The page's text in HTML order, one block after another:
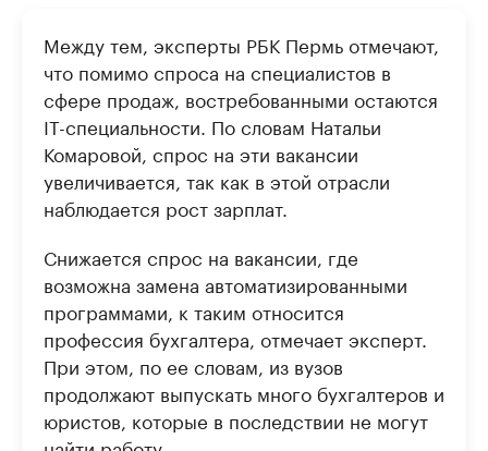
Между тем, эксперты РБК Пермь отмечают,
что помимо спроса на специалистов в
сфере продаж, востребованными остаются
IT-специальности. По словам Натальи
Комаровой, спрос на эти вакансии
увеличивается, так как в этой отрасли
наблюдается рост зарплат.
Снижается спрос на вакансии, где
возможна замена автоматизированными
программами, к таким относится
профессия бухгалтера, отмечает эксперт.
При этом, по ее словам, из вузов
продолжают выпускать много бухгалтеров и
юристов, которые в последствии не могут